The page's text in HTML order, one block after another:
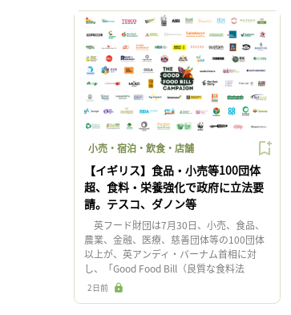
小売・宿泊・飲食・店舗
【イギリス】食品・小売等100団体
超、食料・栄養強化で政府に立法要
請。テスコ、ダノン等
英フード財団は7月30日、小売、食品、
農業、金融、医療、慈善団体等の100団体
以上が、英アンディ・バーナム首相に対
し、「Good Food Bill（良質な食料法
案）」を早急に提出するよう求める共同書
簡を提出したと発表 […]
2日前